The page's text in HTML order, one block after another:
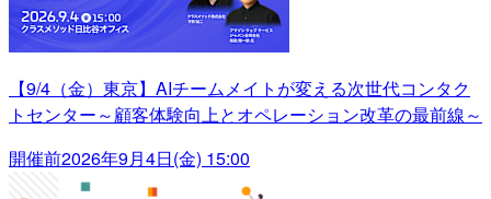
【9/4（金）東京】AIチームメイトが変える次世代コンタク
トセンター～顧客体験向上とオペレーション改革の最前線～
開催前2026年9月4日(金) 15:00